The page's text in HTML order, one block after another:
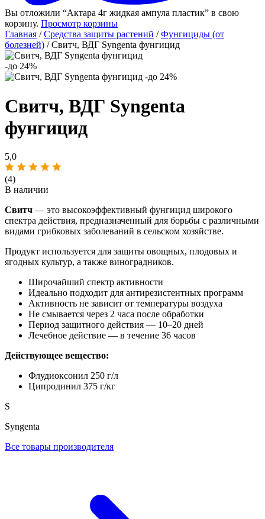
Вы отложили “Актара 4г жидкая ампула пластик” в свою
корзину. Просмотр корзины
Главная /Средства защиты растений /Фунгициды (от
болезней) / Свитч, ВДГ Syngenta фунгицид
-до 24%
-до 24%
Свитч, ВДГ Syngenta
фунгицид
5,0
(4)
В наличии
Свитч — это высокоэффективный фунгицид широкого
спектра действия, предназначенный для борьбы с различными
видами грибковых заболеваний в сельском хозяйстве.
Продукт используется для защиты овощных, плодовых и
ягодных культур, а также виноградников.
Широчайший спектр активности
Идеально подходит для антирезистентных программ
Активность не зависит от температуры воздуха
Не смывается через 2 часа после обработки
Период защитного действия — 10–20 дней
Лечебное действие — в течение 36 часов
Действующее вещество:
Флудиоксонил 250 г/л
Ципродинил 375 г/кг
S
Syngenta
Все товары производителя